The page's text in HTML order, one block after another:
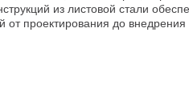
из листовой стали
от проектирования до внедрения